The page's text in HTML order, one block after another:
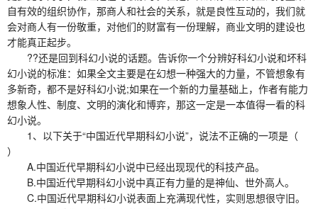
自有效的组织协作，那商人和社会的关系，就是良性互动的，我们就
会对商人有一份敬重，对他们的财富有一份理解，商业文明的建设也
才能真正起步。
??还是回到科幻小说的话题。告诉你一个分辨好科幻小说和坏科
幻小说的标准：如果全文主要是在幻想一种强大的力量，不管想象有
多新奇，都不是好科幻小说;如果在一个新的力量基础上，作者有能力
想象人性、制度、文明的演化和博弈，那这一定是一本值得一看的科
幻小说。
1、以下关于“中国近代早期科幻小说”，说法不正确的一项是（
）
A.中国近代早期科幻小说中已经出现现代的科技产品。
B.中国近代早期科幻小说中真正有力量的是神仙、世外高人。
C.中国近代早期科幻小说表面上充满现代性，实则思想很守旧。